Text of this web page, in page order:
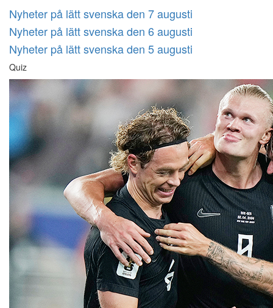
Nyheter på lätt svenska den 7 augusti
Nyheter på lätt svenska den 6 augusti
Nyheter på lätt svenska den 5 augusti
Quiz